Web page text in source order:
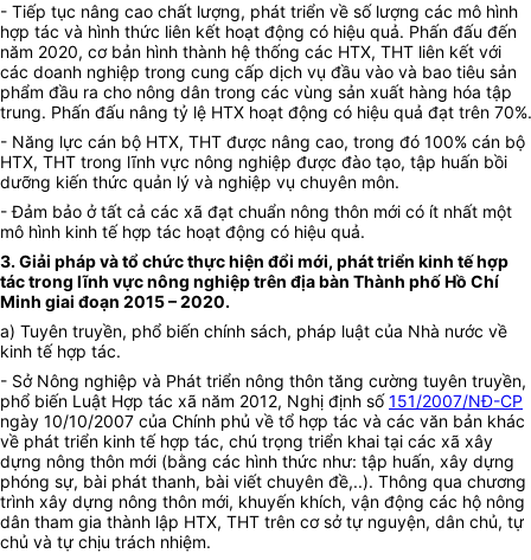
- Tiếp tục nâng cao chất lượng, phát triển về số lượng các mô hình
hợp tác và hình thức liên kết hoạt động có hiệu quả. Phấn đấu đến
năm 2020, cơ bản hình thành hệ thống các HTX, THT liên kết với
các doanh nghiệp trong cung cấp dịch vụ đầu vào và bao tiêu sản
phẩm đầu ra cho nông dân trong các vùng sản xuất hàng hóa tập
trung. Phấn đấu nâng tỷ lệ HTX hoạt động có hiệu quả đạt trên 70%.
- Năng lực cán bộ HTX, THT được nâng cao, trong đó 100% cán bộ
HTX, THT trong lĩnh vực nông nghiệp được đào tạo, tập huấn bồi
dưỡng kiến thức quản lý và nghiệp vụ chuyên môn.
- Đảm bảo ở tất cả các xã đạt chuẩn nông thôn mới có ít nhất một
mô hình kinh tế hợp tác hoạt động có hiệu quả.
3. Giải pháp và tổ chức thực hiện đổi mới, phát triển kinh tế hợp
tác trong lĩnh vực nông nghiệp trên địa bàn Thành phố Hồ Chí
Minh giai đoạn 2015 – 2020.
a) Tuyên truyền, phổ biến chính sách, pháp luật của Nhà nước về
kinh tế hợp tác.
- Sở Nông nghiệp và Phát triển nông thôn tăng cường tuyên truyền,
phổ biến Luật Hợp tác xã năm 2012, Nghị định số151/2007/NĐ-CP
ngày 10/10/2007 của Chính phủ về tổ hợp tác và các văn bản khác
về phát triển kinh tế hợp tác, chú trọng triển khai tại các xã xây
dựng nông thôn mới (bằng các hình thức như: tập huấn, xây dựng
phóng sự, bài phát thanh, bài viết chuyên đề,..). Thông qua chương
trình xây dựng nông thôn mới, khuyến khích, vận động các hộ nông
dân tham gia thành lập HTX, THT trên cơ sở tự nguyện, dân chủ, tự
chủ và tự chịu trách nhiệm.